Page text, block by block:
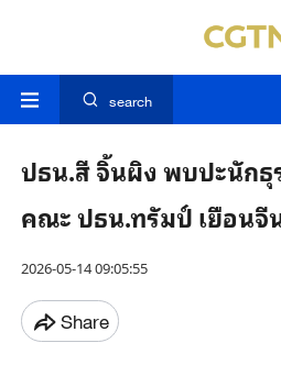
search
ปธน.สี จิ้นผิง พบปะนักธุ
คณะ ปธน.ทรัมป์ เยือนจี
2026-05-14 09:05:55
Share